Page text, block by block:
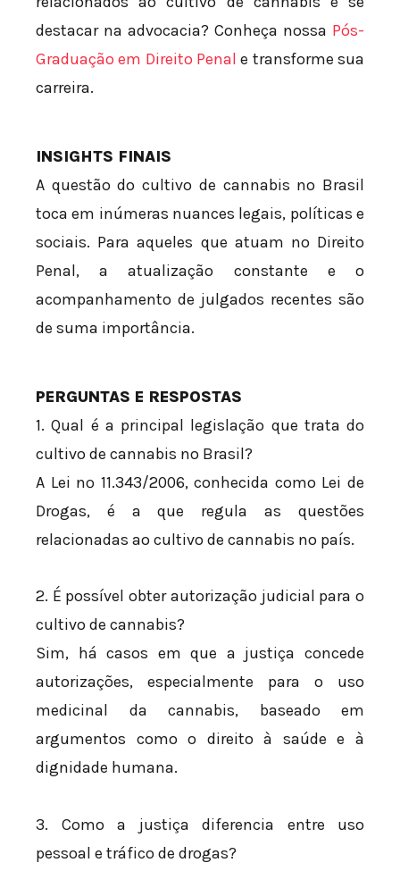
destacar na advocacia? Conheça nossa Pós-
Graduação em Direito Penal e transforme sua
carreira.
INSIGHTS FINAIS
A questão do cultivo de cannabis no Brasil
toca em inúmeras nuances legais, políticas e
sociais. Para aqueles que atuam no Direito
Penal, a atualização constante e o
acompanhamento de julgados recentes são
de suma importância.
PERGUNTAS E RESPOSTAS
1. Qual é a principal legislação que trata do
cultivo de cannabis no Brasil?
A Lei nº 11.343/2006, conhecida como Lei de
Drogas, é a que regula as questões
relacionadas ao cultivo de cannabis no país.
2. É possível obter autorização judicial para o
cultivo de cannabis?
Sim, há casos em que a justiça concede
autorizações, especialmente para o uso
medicinal da cannabis, baseado em
argumentos como o direito à saúde e à
dignidade humana.
3. Como a justiça diferencia entre uso
pessoal e tráfico de drogas?